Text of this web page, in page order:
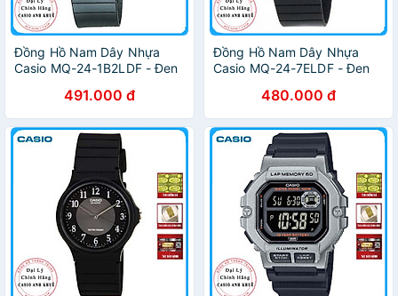
Đồng Hồ Nam Dây Nhựa
Casio MQ-24-1B2LDF - Đen
491.000 đ
Đồng Hồ Nam Dây Nhựa
Casio MQ-24-7ELDF - Đen
480.000 đ